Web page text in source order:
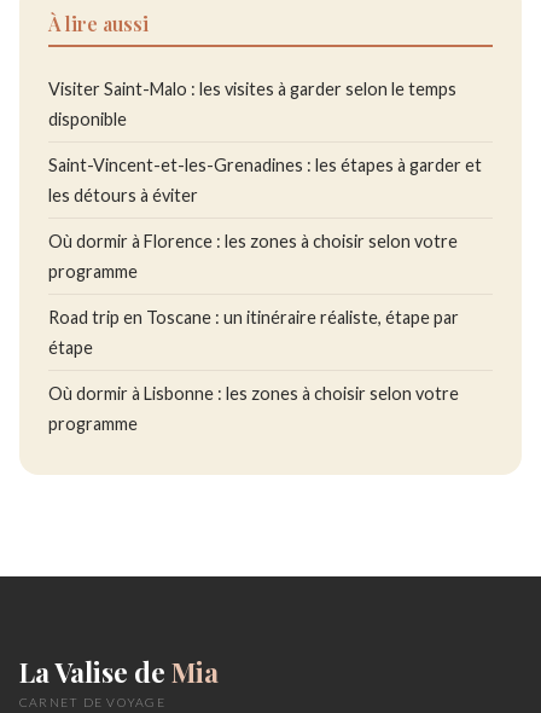
À lire aussi
Visiter Saint-Malo : les visites à garder selon le temps
disponible
Saint-Vincent-et-les-Grenadines : les étapes à garder et
les détours à éviter
Où dormir à Florence : les zones à choisir selon votre
programme
Road trip en Toscane : un itinéraire réaliste, étape par
étape
Où dormir à Lisbonne : les zones à choisir selon votre
programme
La Valise de Mia
CARNET DE VOYAGE